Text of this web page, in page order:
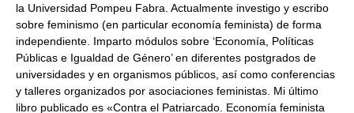
la Universidad Pompeu Fabra. Actualmente investigo y escribo
sobre feminismo (en particular economía feminista) de forma
independiente. Imparto módulos sobre ‘Economía, Políticas
Públicas e Igualdad de Género’ en diferentes postgrados de
universidades y en organismos públicos, así como conferencias
y talleres organizados por asociaciones feministas. Mi último
libro publicado es «Contra el Patriarcado. Economía feminista